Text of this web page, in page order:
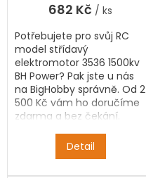
682 Kč / ks
Detail
Potřebujete pro svůj RC
model střídavý
elektromotor 3536 1500kv
BH Power? Pak jste u nás
na BigHobby správně. Od 2
500 Kč vám ho doručíme
zdarma a bez čekání.